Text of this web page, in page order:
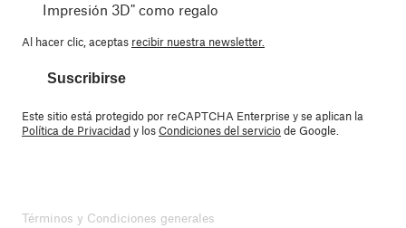
Impresión 3D" como regalo
Al hacer clic, aceptas recibir nuestra newsletter.
Suscribirse
Este sitio está protegido por reCAPTCHA Enterprise y se aplican la
Política de Privacidady losCondiciones del serviciode Google.
Términos y Condiciones generales